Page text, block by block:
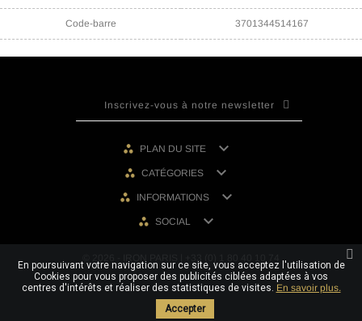
Code-barre 3701344514167
PLAN DU SITE 
CATÉGORIES 
INFORMATIONS 
SOCIAL 
En poursuivant votre navigation sur ce site, vous acceptez l'utilisation de
Cookies pour vous proposer des publicités ciblées adaptées à vos
centres d'intérêts et réaliser des statistiques de visites. En savoir plus.
Accepter